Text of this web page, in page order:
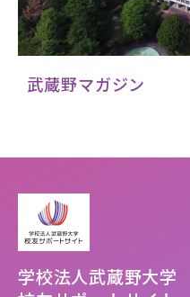
各種手続き・ご案
卒業後の学び
よくあるご質問
武蔵野マガジン
学校法人武蔵野大学